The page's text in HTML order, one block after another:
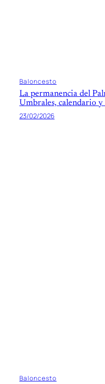
Baloncesto
La permanencia del
Umbrales, calendario y
23/02/2026
Baloncesto